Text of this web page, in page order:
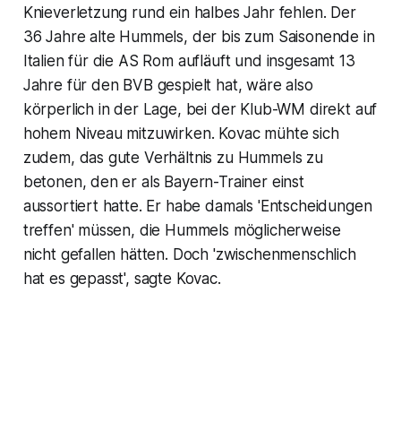
Knieverletzung rund ein halbes Jahr fehlen. Der
36 Jahre alte Hummels, der bis zum Saisonende in
Italien für die AS Rom aufläuft und insgesamt 13
Jahre für den BVB gespielt hat, wäre also
körperlich in der Lage, bei der Klub-WM direkt auf
hohem Niveau mitzuwirken. Kovac mühte sich
zudem, das gute Verhältnis zu Hummels zu
betonen, den er als Bayern-Trainer einst
aussortiert hatte. Er habe damals 'Entscheidungen
treffen' müssen, die Hummels möglicherweise
nicht gefallen hätten. Doch 'zwischenmenschlich
hat es gepasst', sagte Kovac.